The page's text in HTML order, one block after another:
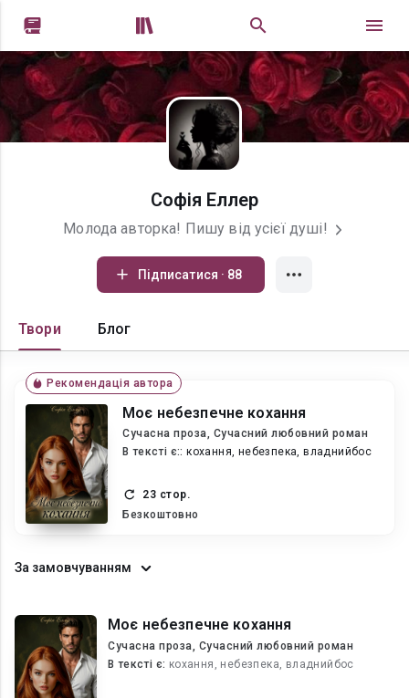
 
Софія Еллер
Молода авторка! Пишу від усієї душі!
Підписатися · 88
Твори Блог
Рекомендація автора
Моє небезпечне кохання
Сучасна проза, Сучасний любовний роман
В текcті є:: кохання, небезпека, владнийбос
23 стор.
Безкоштовно
За замовчуванням
Моє небезпечне кохання
Сучасна проза, Сучасний любовний роман
В текcті є: кохання, небезпека, владнийбос